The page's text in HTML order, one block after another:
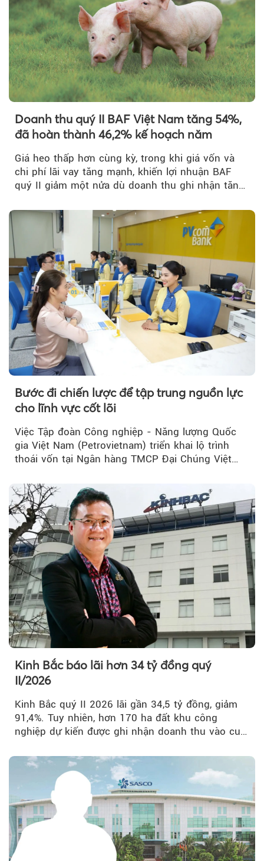
Theo Sở hữu trí
Doanh thu quý II BAF Việt Nam tăng 54%,
đã hoàn thành 46,2% kế hoạch năm
Giá heo thấp hơn cùng kỳ, trong khi giá vốn và
chi phí lãi vay tăng mạnh, khiến lợi nhuận BAF
quý II giảm một nửa dù doanh thu ghi nhận tăng
Bước đi chiến lược để tập trung nguồn lực
cho lĩnh vực cốt lõi
Việc Tập đoàn Công nghiệp - Năng lượng Quốc
gia Việt Nam (Petrovietnam) triển khai lộ trình
thoái vốn tại Ngân hàng TMCP Đại Chúng Việt
Kinh Bắc báo lãi hơn 34 tỷ đồng quý
II/2026
Kinh Bắc quý II 2026 lãi gần 34,5 tỷ đồng, giảm
91,4%. Tuy nhiên, hơn 170 ha đất khu công
nghiệp dự kiến được ghi nhận doanh thu vào cuối